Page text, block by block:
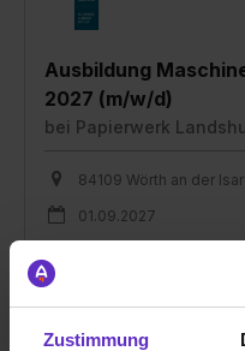
Zustimmung
Ausbildung
2027 (m/w/d)
bei Papierwerk
84109 Wörth an der Isar
01.09.2027